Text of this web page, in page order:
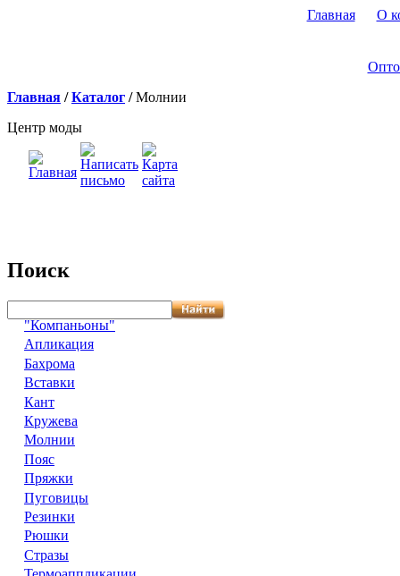
Главная О
Главная /Каталог /Молнии
Центр моды
Поиск
"Компаньоны"
Апликация
Бахрома
Вставки
Кант
Кружева
Молнии
Пояс
Пряжки
Пуговицы
Резинки
Рюшки
Стразы